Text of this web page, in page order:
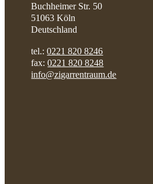
Buchheimer Str. 50
51063 Köln
Deutschland
tel.:0221 820 8246
fax:0221 820 8248
info@zigarrentraum.de